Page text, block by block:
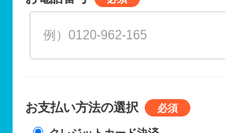
お支払い方法の選択